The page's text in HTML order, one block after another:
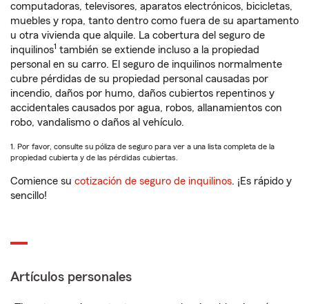
computadoras, televisores, aparatos electrónicos, bicicletas,
muebles y ropa, tanto dentro como fuera de su apartamento
u otra vivienda que alquile. La cobertura del seguro de
inquilinos1 también se extiende incluso a la propiedad
personal en su carro. El seguro de inquilinos normalmente
cubre pérdidas de su propiedad personal causadas por
incendio, daños por humo, daños cubiertos repentinos y
accidentales causados por agua, robos, allanamientos con
robo, vandalismo o daños al vehículo.
1. Por favor, consulte su póliza de seguro para ver a una lista completa de la
propiedad cubierta y de las pérdidas cubiertas.
Comience su cotización de seguro de inquilinos. ¡Es rápido y
sencillo!
Artículos personales